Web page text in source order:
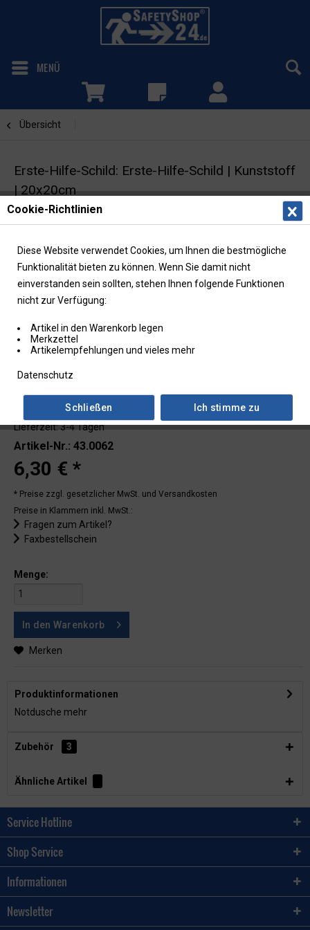
MENÜ
Übersicht
Erste-Hilfe-Schild: Erste-Hilfe-Schild | Kunststoff
| 20x20cm
Lieferzeit: 3-4 Tagen
Artikel-Nr.: 43.0062
6,30 € *
* Preise zzgl. gesetzlicher MwSt. und Versandkosten
Preise in Klammern inkl. MwSt.:
Fragen zum Artikel?
Faxbestellschein
Menge:
In den Warenkorb
Merken
Produktinformationen
Notdusche mehr
Zubehör 3
Ähnliche Artikel
Service Hotline
Shop Service
Informationen
Newsletter
Cookie-Richtlinien
Diese Website verwendet Cookies, um Ihnen die bestmögliche
Funktionalität bieten zu können. Wenn Sie damit nicht
einverstanden sein sollten, stehen Ihnen folgende Funktionen
nicht zur Verfügung:
Artikel in den Warenkorb legen
Merkzettel
Artikelempfehlungen und vieles mehr
Datenschutz
Ich stimme zu
Schließen